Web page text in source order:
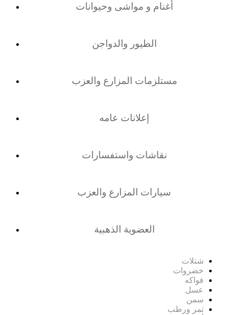
أغنام و مواشى وحيوانات
الطيور والدواجن
مستلزمات المزارع والعزب
إعلانات عامه
نقاشات واستفسارات
سيارات المزارع والعزب
العضوية الذهبية
شتلات
خضروات
فواكه
عسل
سمن
تمر ورطب